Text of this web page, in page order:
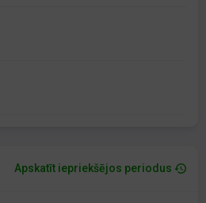
Apskatīt iepriekšējos periodus